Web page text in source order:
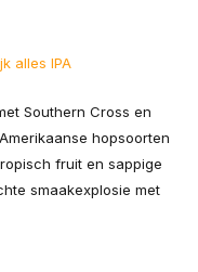
alles IPA
Southern Cross en
hopsoorten
fruit en sappige
smaakexplosie met